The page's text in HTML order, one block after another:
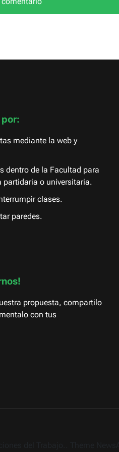
por:
mediante la web y
dentro de la Facultad para
partidaria o universitaria.
clases.
paredes.
propuesta, compartilo
con tus